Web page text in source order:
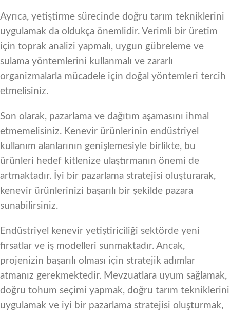
Ayrıca, yetiştirme sürecinde doğru tarım tekniklerini
uygulamak da oldukça önemlidir. Verimli bir üretim
için toprak analizi yapmalı, uygun gübreleme ve
sulama yöntemlerini kullanmalı ve zararlı
organizmalarla mücadele için doğal yöntemleri tercih
etmelisiniz.
Son olarak, pazarlama ve dağıtım aşamasını ihmal
etmemelisiniz. Kenevir ürünlerinin endüstriyel
kullanım alanlarının genişlemesiyle birlikte, bu
ürünleri hedef kitlenize ulaştırmanın önemi de
artmaktadır. İyi bir pazarlama stratejisi oluşturarak,
kenevir ürünlerinizi başarılı bir şekilde pazara
sunabilirsiniz.
Endüstriyel kenevir yetiştiriciliği sektörde yeni
fırsatlar ve iş modelleri sunmaktadır. Ancak,
projenizin başarılı olması için stratejik adımlar
atmanız gerekmektedir. Mevzuatlara uyum sağlamak,
doğru tohum seçimi yapmak, doğru tarım tekniklerini
uygulamak ve iyi bir pazarlama stratejisi oluşturmak,